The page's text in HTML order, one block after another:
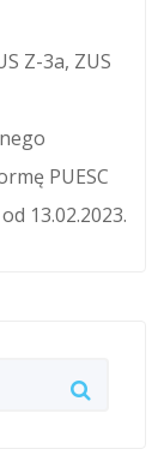
Z-3a, ZUS
PUESC
13.02.2023.